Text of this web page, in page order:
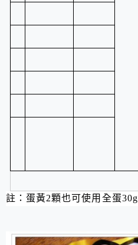
註：蛋黃2顆也可使用全蛋30g